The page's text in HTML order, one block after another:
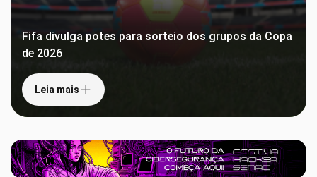
Fifa divulga potes para sorteio dos grupos da Copa
de 2026
Leia mais